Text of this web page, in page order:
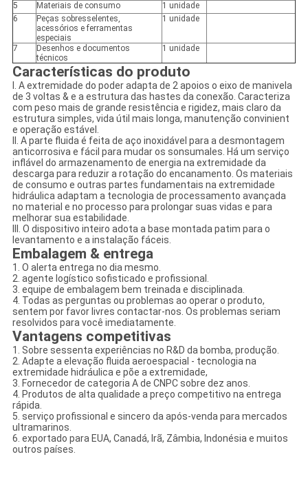
5
Materiais de consumo
1 unidade
6
Peças sobresselentes,
acessórios e ferramentas
especiais
1 unidade
7
Desenhos e documentos
técnicos
1 unidade
Características do produto
I. A extremidade do poder adapta de 2 apoios o eixo de manivela
de 3 voltas & e a estrutura das hastes da conexão. Caracteriza
com peso mais de grande resistência e rigidez, mais claro da
estrutura simples, vida útil mais longa, manutenção convinient
e operação estável.
II. A parte fluida é feita de aço inoxidável para a desmontagem
anticorrosiva e fácil para mudar os sonsumales. Há um serviço
inflável do armazenamento de energia na extremidade da
descarga para reduzir a rotação do encanamento. Os materiais
de consumo e outras partes fundamentais na extremidade
hidráulica adaptam a tecnologia de processamento avançada
no material e no processo para prolongar suas vidas e para
melhorar sua estabilidade.
III. O dispositivo inteiro adota a base montada patim para o
levantamento e a instalação fáceis.
Embalagem & entrega
1. O alerta entrega no dia mesmo.
2. agente logístico sofisticado e profissional.
3. equipe de embalagem bem treinada e disciplinada.
4. Todas as perguntas ou problemas ao operar o produto,
sentem por favor livres contactar-nos. Os problemas seriam
resolvidos para você imediatamente.
Vantagens competitivas
1. Sobre sessenta experiências no R&D da bomba, produção.
2. Adapte a elevação fluida aeroespacial - tecnologia na
extremidade hidráulica e põe a extremidade,
3. Fornecedor de categoria A de CNPC sobre dez anos.
4. Produtos de alta qualidade a preço competitivo na entrega
rápida.
5. serviço profissional e sincero da após-venda para mercados
ultramarinos.
6. exportado para EUA, Canadá, Irã, Zâmbia, Indonésia e muitos
outros países.